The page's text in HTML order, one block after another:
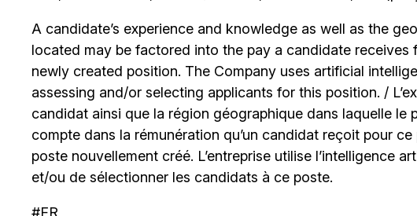
A candidate’s experience and knowledge as well as the
located may be factored into the pay a candidate receives
newly created position. The Company uses artificial
assessing and/or selecting applicants for this position. /
candidat ainsi que la région géographique dans laquelle le
compte dans la rémunération qu’un candidat reçoit pour
poste nouvellement créé. L’entreprise utilise l’intelligence
et/ou de sélectionner les candidats à ce poste.
#FR